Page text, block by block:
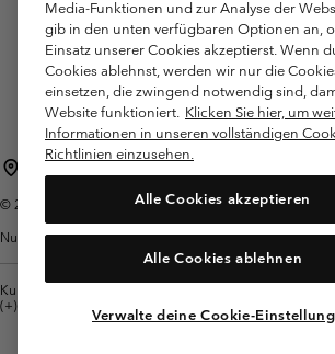
Österreich
© 2026
Columbia Sportswear Austria GmbH.
Nutzungsbedingungen
Allgemeine
Kundenservice: Mo- Fr. 9:00 - 13:00 & 14:00- 18:00 Uhr
(+)43720880525
Media-Funktionen und zur Analyse der
gib in den unten verfügbaren Optionen an,
Einsatz unserer Cookies akzeptierst. Wenn
Cookies ablehnst, werden wir nur die
einsetzen, die zwingend notwendig sind,
Website funktioniert. Klicken Sie hier, um
Informationen in unseren vollständigen
Richtlinien einzusehen.
Alle Cookies akzeptieren
Alle Cookies ablehnen
Verwalte deine Cookie-